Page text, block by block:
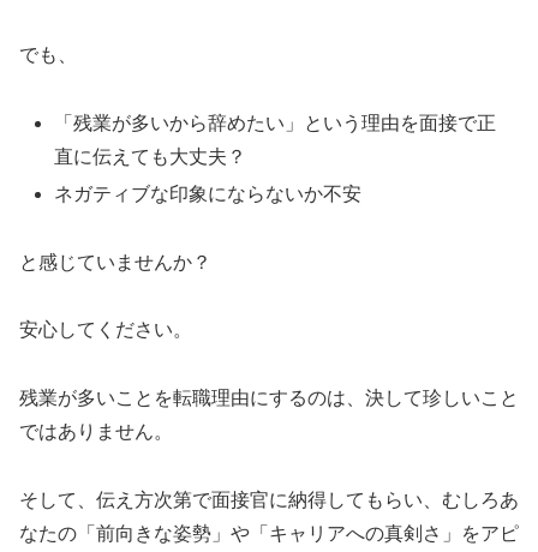
でも、
「残業が多いから辞めたい」という理由を面接で正
直に伝えても大丈夫？
ネガティブな印象にならないか不安
と感じていませんか？
安心してください。
残業が多いことを転職理由にするのは、決して珍しいこと
ではありません。
そして、伝え方次第で面接官に納得してもらい、むしろあ
なたの「前向きな姿勢」や「キャリアへの真剣さ」をアピ